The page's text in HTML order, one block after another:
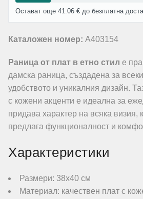
Остават още 41.06 € до безплатна
Каталожен номер: A403154
Раница от плат в етно стил е
дамска раница, създадена за
удобството и уникалния дизайн.
с кожени акценти е идеална за
придава характер на всяка
предлага функционалност и
Характеристики
Размери: 38х40 см
Материал: качествен плат с